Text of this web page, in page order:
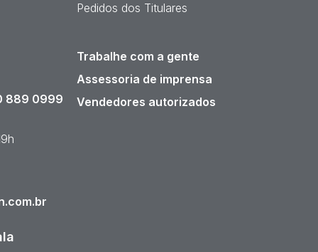
Pedidos dos Titulares
889 0999
Trabalhe com a gente
Assessoria de imprensa
Vendedores autorizados